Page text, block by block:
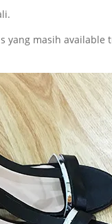
yang masih available